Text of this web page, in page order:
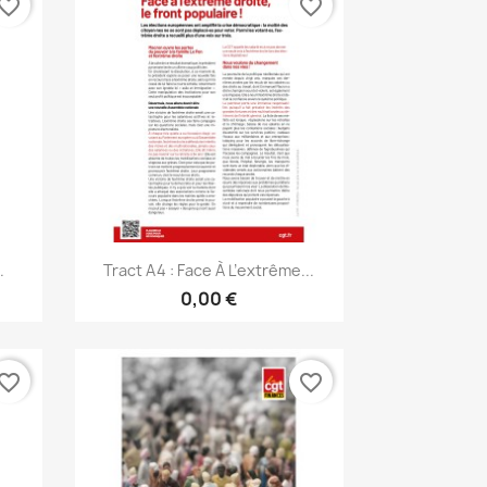
Aperçu rapide
Tract A4 : Face À L’extrême...
0,00 €
favorite_border
favorite_border